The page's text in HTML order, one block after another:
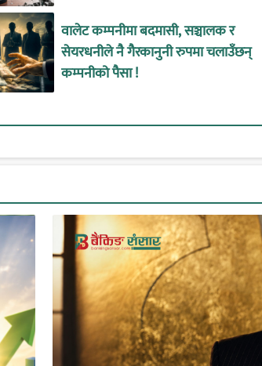
वालेट कम्पनीमा बदमासी, सञ्चालक र
सेयरधनीले नै गैरकानुनी रुपमा चलाउँछन्
कम्पनीको पैसा !